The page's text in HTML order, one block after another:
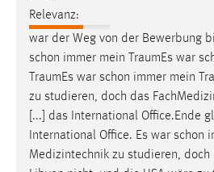
Relevanz:
war der Weg von der Bewerbung
schon immer mein
TraumEs war
TraumEs war schon immer mein
zu studieren, doch das
[...] das International Office.Ende
International Office. Es war schon
Medizintechnik zu studieren, doch
Cookie Laufzeit:
24 Stunden
STATISTIK
Statistik Cookies erfassen
Diese Informationen helfen uns